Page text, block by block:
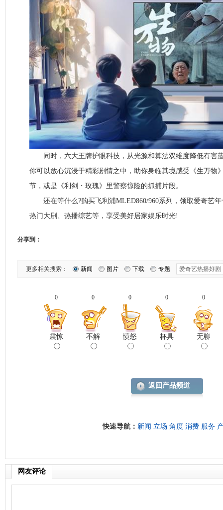
同时，六大王牌护眼科技，从光源和算法双维度降低有害
你可以放心沉浸于精彩剧情之中，助你身临其境感受《生万物
节，或是《利剑・玫瑰》里警察惊险的抓捕片段。
还在等什么?购买飞利浦MLED860/960系列，领取爱奇艺年
热门大剧、热播综艺等，享受美好居家娱乐时光!​
分享到：
更多相关搜索： 新闻 图片 下载 专题
0
震惊
0
不解
0
愤怒
0
杯具
0
无聊
返回产品频道
快速导航： 新闻 立场 角度 消费 服务
网友评论